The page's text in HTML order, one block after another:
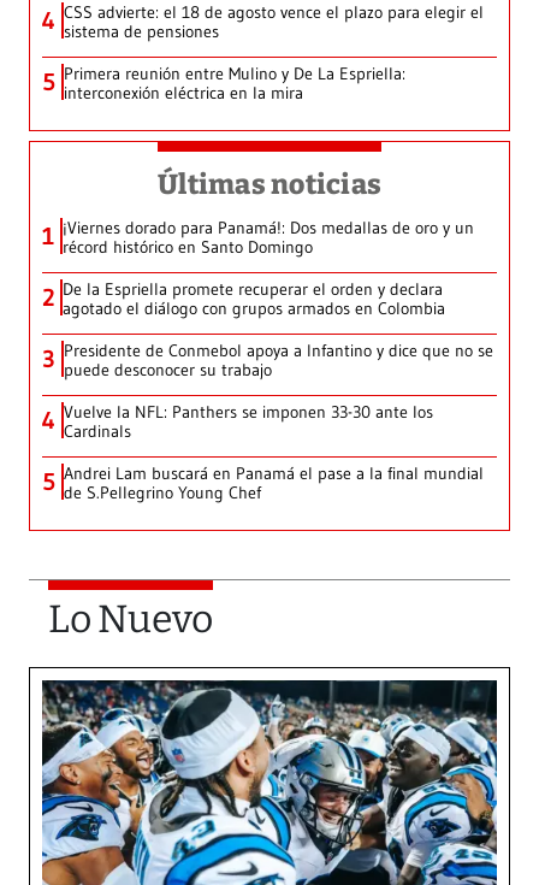
4 CSS advierte: el 18 de agosto vence el plazo para elegir el
sistema de pensiones
5 Primera reunión entre Mulino y De La Espriella:
interconexión eléctrica en la mira
Últimas noticias
1 ¡Viernes dorado para Panamá!: Dos medallas de oro y un
récord histórico en Santo Domingo
2 De la Espriella promete recuperar el orden y declara
agotado el diálogo con grupos armados en Colombia
3 Presidente de Conmebol apoya a Infantino y dice que no se
puede desconocer su trabajo
4 Vuelve la NFL: Panthers se imponen 33-30 ante los
Cardinals
5 Andrei Lam buscará en Panamá el pase a la final mundial
de S.Pellegrino Young Chef
Lo Nuevo